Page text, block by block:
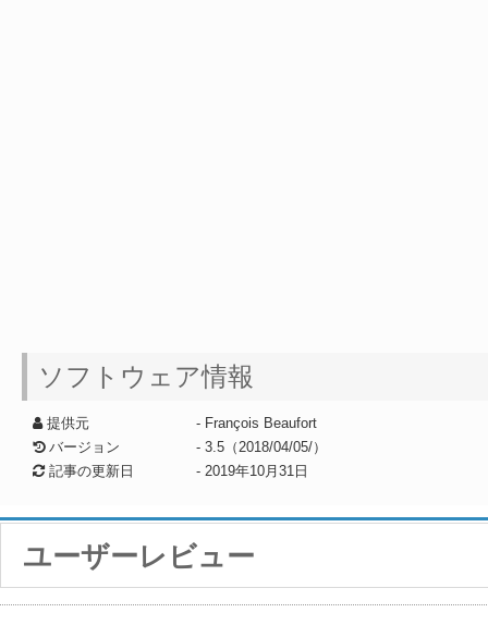
ソフトウェア情報
提供元
- François Beaufort
バージョン
- 3.5（2018/04/05/）
記事の更新日
- 2019年10月31日
ユーザーレビュー